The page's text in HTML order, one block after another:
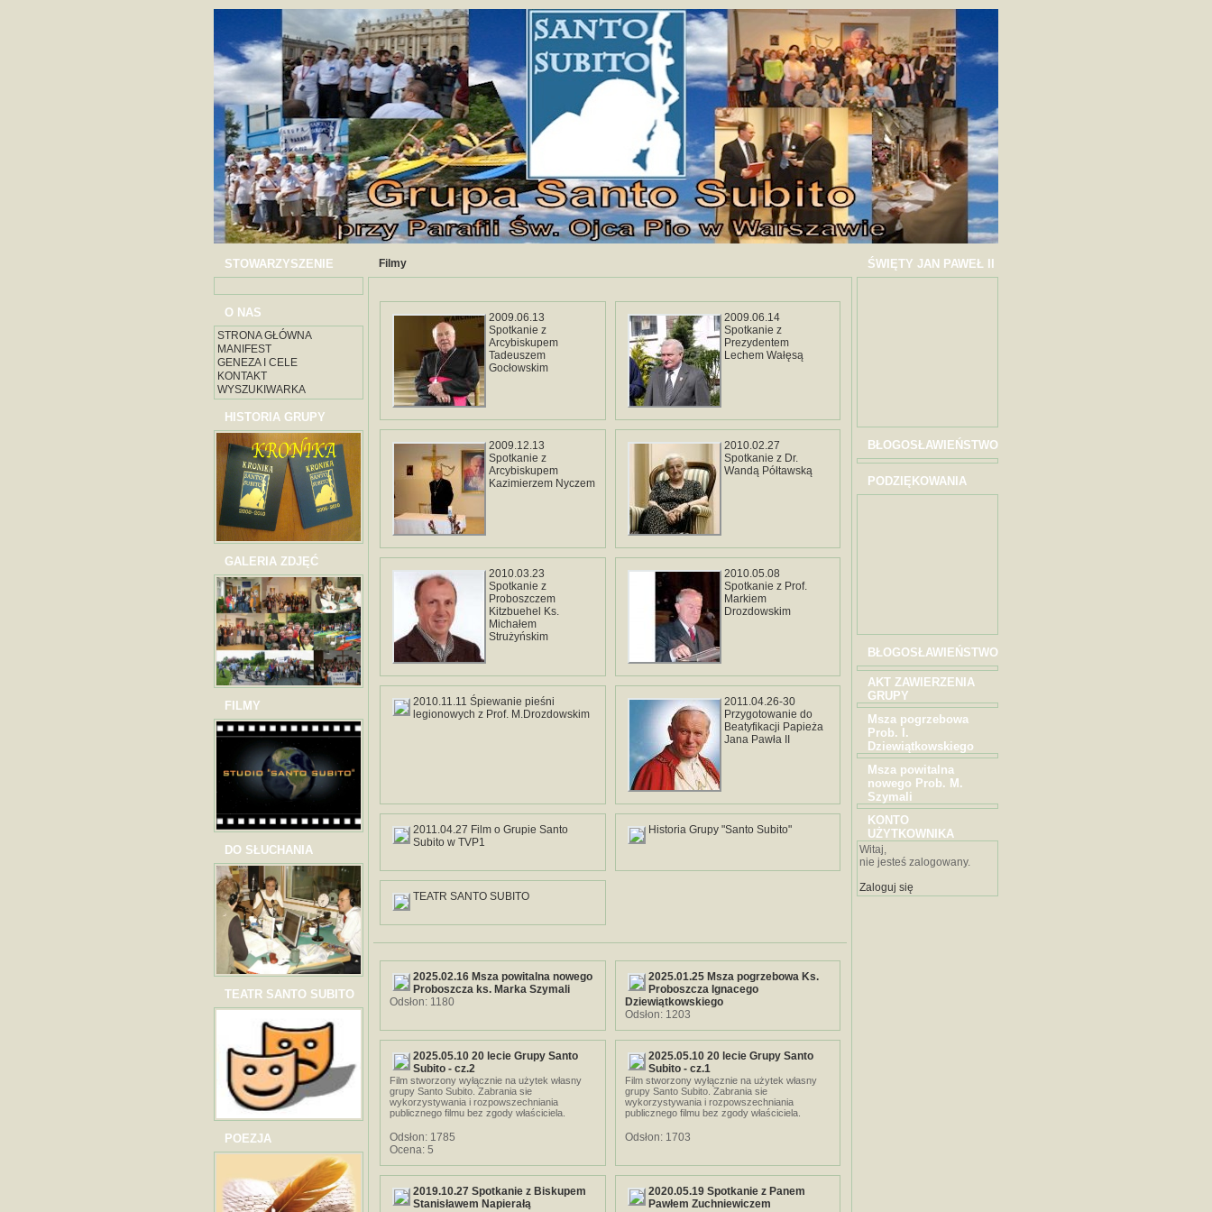
STOWARZYSZENIE
O NAS
STRONA GŁÓWNA
MANIFEST
GENEZA I CELE
KONTAKT
WYSZUKIWARKA
HISTORIA GRUPY
GALERIA ZDJĘĆ
FILMY
DO SŁUCHANIA
TEATR SANTO SUBITO
POEZJA
Filmy
2009.06.13
Spotkanie z
Arcybiskupem
Tadeuszem
Gocłowskim
2009.06.14
Spotkanie z
Prezydentem
Lechem Wałęsą
2009.12.13
Spotkanie z
Arcybiskupem
Kazimierzem Nyczem
2010.02.27
Spotkanie z Dr.
Wandą Półtawską
2010.03.23
Spotkanie z
Proboszczem
Kitzbuehel Ks.
Michałem
Strużyńskim
2010.05.08
Spotkanie z Prof.
Markiem
Drozdowskim
2010.11.11 Śpiewanie pieśni
legionowych z Prof. M.Drozdowskim
2011.04.26-30
Przygotowanie do
Beatyfikacji Papieża
Jana Pawła II
2011.04.27 Film o Grupie Santo
Subito w TVP1
Historia Grupy "Santo Subito"
TEATR SANTO SUBITO
2025.02.16 Msza powitalna nowego
Proboszcza ks. Marka Szymali
Odsłon: 1180
2025.01.25 Msza pogrzebowa Ks.
Proboszcza Ignacego
Dziewiątkowskiego
Odsłon: 1203
2025.05.10 20 lecie Grupy Santo
Subito - cz.2
Film stworzony wyłącznie na użytek własny
grupy Santo Subito. Zabrania sie
wykorzystywania i rozpowszechniania
publicznego filmu bez zgody właściciela.
Odsłon: 1785
Ocena: 5
2025.05.10 20 lecie Grupy Santo
Subito - cz.1
Film stworzony wyłącznie na użytek własny
grupy Santo Subito. Zabrania sie
wykorzystywania i rozpowszechniania
publicznego filmu bez zgody właściciela.
Odsłon: 1703
2019.10.27 Spotkanie z Biskupem
Stanisławem Napierałą
2020.05.19 Spotkanie z Panem
Pawłem Zuchniewiczem
ŚWIĘTY JAN PAWEŁ II
BŁOGOSŁAWIEŃSTWO
PODZIĘKOWANIA
BŁOGOSŁAWIEŃSTWO
AKT ZAWIERZENIA
GRUPY
Msza pogrzebowa
Prob. I.
Dziewiątkowskiego
Msza powitalna
nowego Prob. M.
Szymali
KONTO
UŻYTKOWNIKA
Witaj,
nie jesteś zalogowany.
Zaloguj się